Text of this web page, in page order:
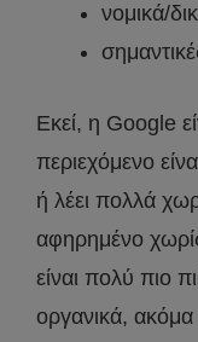
νομικά/
Εκεί, η Google
περιεχόμενο
ή λέει πολλά
αφηρημένο
είναι πολύ πιο
οργανικά, ακόμα